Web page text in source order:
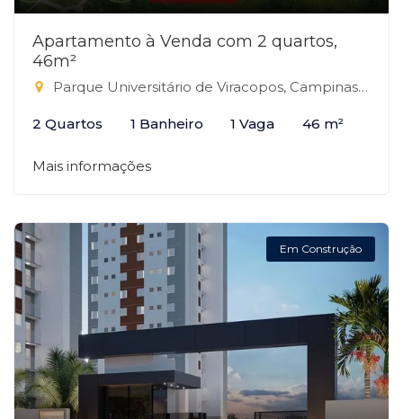
Apartamento à Venda com 2 quartos,
46m²
Parque Universitário de Viracopos, Campinas-SP
2 Quartos 1 Banheiro 1 Vaga 46 m²
Mais informações
Em Construção